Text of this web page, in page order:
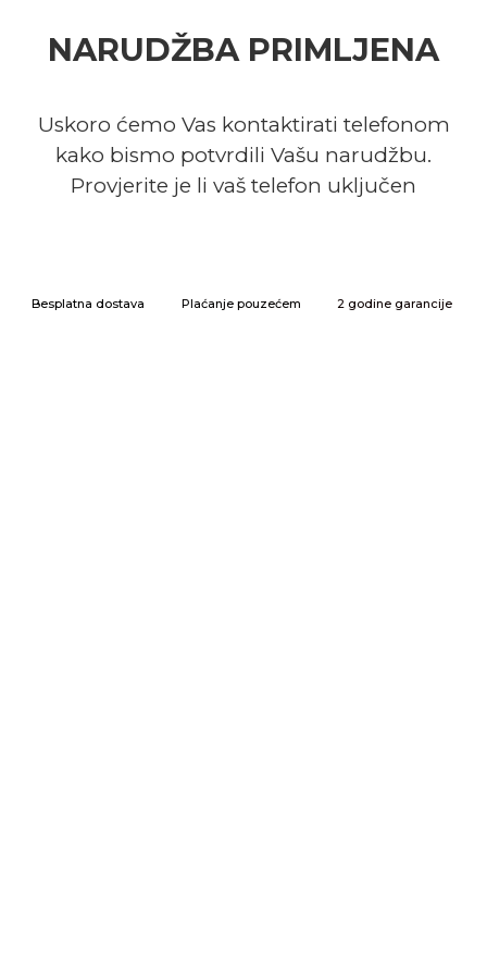
NARUDŽBA PRIMLJENA
Uskoro ćemo Vas kontaktirati telefonom
kako bismo potvrdili Vašu narudžbu.
Provjerite je li vaš telefon uključen
Besplatna dostava Plaćanje pouzećem 2 godine garancije